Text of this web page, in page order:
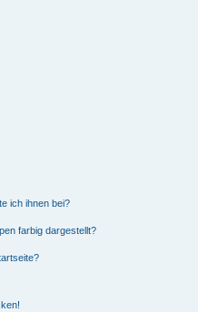
ich ihnen bei?
farbig dargestellt?